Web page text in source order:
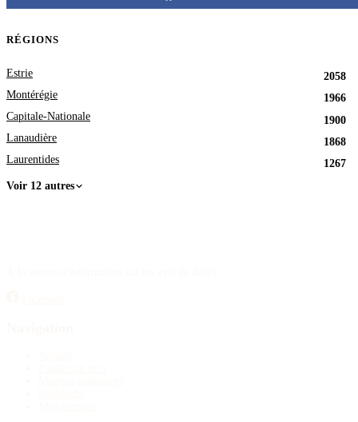
RÉGIONS
Estrie
2058
Montérégie
1966
Capitale-Nationale
1900
Lanaudière
1868
Laurentides
1267
Voir 12 autres